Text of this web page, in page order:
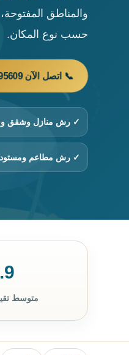
والمناطق
حسب نوع المكان.
📞 اتصل الآن 0552495609
✓ رش منازل وشقق
✓ رش مطاعم
متوسط